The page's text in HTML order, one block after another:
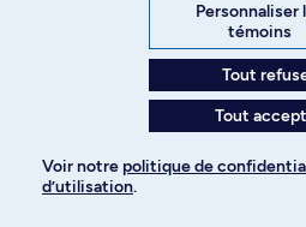
Politique de confidentialité
Personnaliser
témoins
Tout
Tout
Voir notre politique de
d’utilisation.